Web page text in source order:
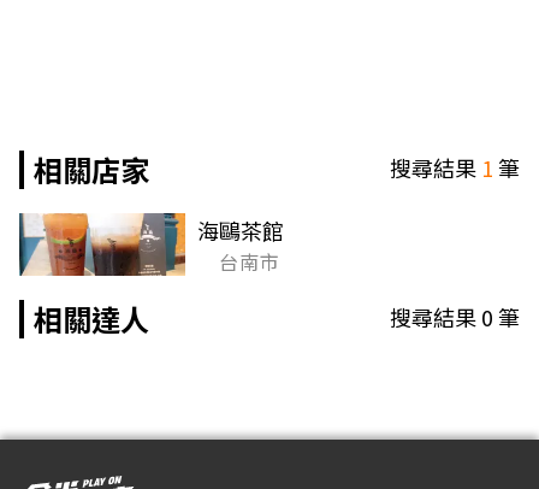
相關店家 搜尋結果 1筆
海鷗茶館
台南市
相關達人 搜尋結果0筆